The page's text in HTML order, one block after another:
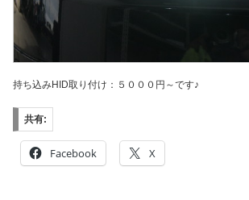
持ち込みHID取り付け：５０００円～です♪
共有:
Facebook X